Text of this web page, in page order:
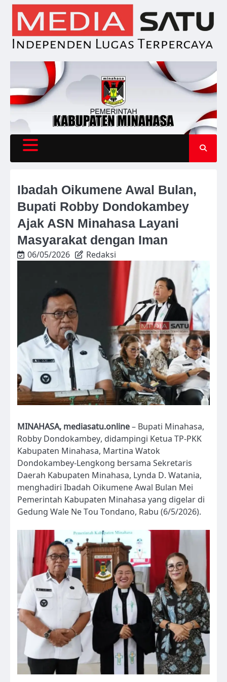
Skip
content
Ibadah Oikumene Awal Bulan,
Bupati Robby Dondokambey
Ajak ASN Minahasa Layani
Masyarakat dengan Iman
06/05/2026 Redaksi
MINAHASA, mediasatu.online– Bupati Minahasa,
Robby Dondokambey, didampingi Ketua TP-PKK
Kabupaten Minahasa, Martina Watok
Dondokambey-Lengkong bersama Sekretaris
Daerah Kabupaten Minahasa, Lynda D. Watania,
menghadiri Ibadah Oikumene Awal Bulan Mei
Pemerintah Kabupaten Minahasa yang digelar di
Gedung Wale Ne Tou Tondano, Rabu (6/5/2026).